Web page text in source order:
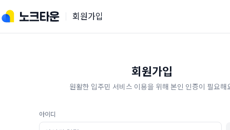
회원가입
회원가입
원활한 입주민 서비스 이용을 위해 본인 인증이 필요해
아이디